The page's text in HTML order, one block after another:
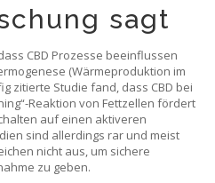
sagt
CBD Prozesse beeinflussen
(Wärmeproduktion im
zitierte Studie fand, dass CBD bei
Reaktion von Fettzellen fördert
auf einen aktiveren
sind allerdings rar und meist
nicht aus, um sichere
zu geben.